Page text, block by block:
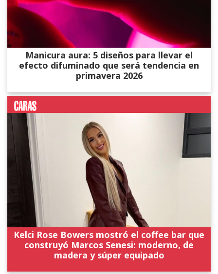
Manicura aura: 5 diseños para llevar el
efecto difuminado que será tendencia en
primavera 2026
Kelci Rose Bowers mostró el coffee bar que
construyó Marcos Senesi: moderno, de
madera y súper equipado